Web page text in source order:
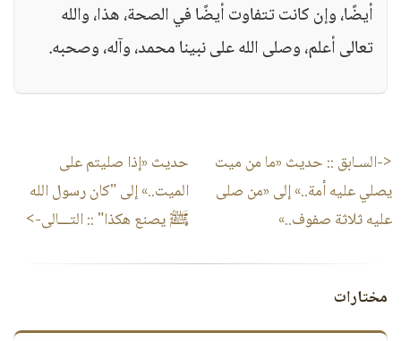
أيضًا، وإن كانت تتفاوت أيضًا في الصحة، هذا، والله
تعالى أعلم، وصلى الله على نبينا محمد، وآله، وصحبه.
<-السـابق :: حديث «ما من ميت
يصلي عليه أمة..» إلى «من صلى
عليه ثلاثة صفوف..»
حديث «إذا صليتم على
الميت..» إلى "كان رسول الله
ﷺ يصنع هكذا" :: التـــالى->
مختارات